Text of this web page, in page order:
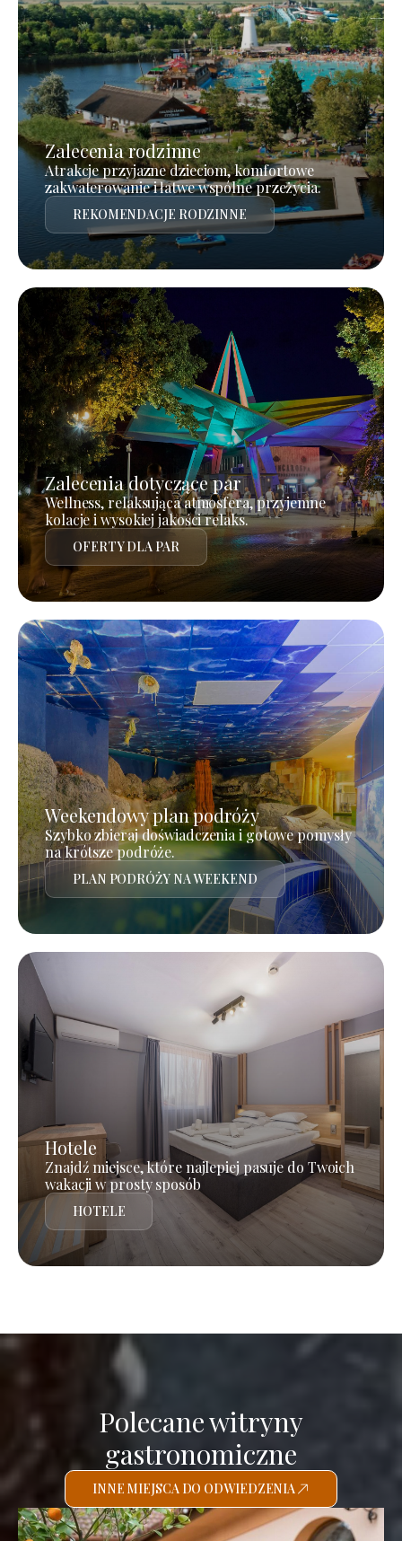
Zalecenia rodzinne
Atrakcje przyjazne dzieciom, komfortowe
zakwaterowanie i łatwe wspólne przeżycia.
REKOMENDACJE RODZINNE
Zalecenia dotyczące par
Wellness, relaksująca atmosfera, przyjemne
kolacje i wysokiej jakości relaks.
OFERTY DLA PAR
Weekendowy plan podróży
Szybko zbieraj doświadczenia i gotowe pomysły
na krótsze podróże.
PLAN PODRÓŻY NA WEEKEND
Hotele
Znajdź miejsce, które najlepiej pasuje do Twoich
wakacji w prosty sposób
HOTELE
Polecane witryny
gastronomiczne
INNE MIEJSCA DO ODWIEDZENIA